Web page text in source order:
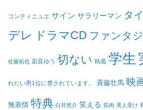
コンティニュエ サイン サラリーマン タ
デレ ドラマCD ファンタ
佐藤拓也 凪良ゆう 切ない 執着 学生
れたい男1位に脅されています。 斉藤壮馬 映
無表情 特典 白井悠介 笑える 筋肉 美人受け